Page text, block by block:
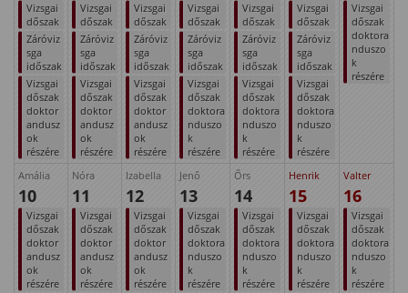
Vizsgai
dőszak
Záróviz
sga
időszak
Vizsgai
dőszak
doktor
andusz
ok
részére
Vizsgai
dőszak
Záróviz
sga
időszak
Vizsgai
dőszak
doktor
andusz
ok
részére
Vizsgai
dőszak
Záróviz
sga
időszak
Vizsgai
dőszak
doktor
andusz
ok
részére
Vizsgai
dőszak
Záróviz
sga
időszak
Vizsgai
dőszak
doktora
nduszo
k
részére
Vizsgai
dőszak
Záróviz
sga
időszak
Vizsgai
dőszak
doktora
nduszo
k
részére
Vizsgai
dőszak
Záróviz
sga
időszak
Vizsgai
dőszak
doktora
nduszo
k
részére
Vizsgai
dőszak
doktora
nduszo
k
részére
Amália
10
Vizsgai
dőszak
doktor
andusz
ok
részére
Nóra
11
Vizsgai
dőszak
doktor
andusz
ok
részére
Izabella
12
Vizsgai
dőszak
doktor
andusz
ok
részére
Jenő
13
Vizsgai
dőszak
doktora
nduszo
k
részére
Őrs
14
Vizsgai
dőszak
doktora
nduszo
k
részére
Henrik
15
Vizsgai
dőszak
doktora
nduszo
k
részére
Valter
16
Vizsgai
dőszak
doktora
nduszo
k
részére